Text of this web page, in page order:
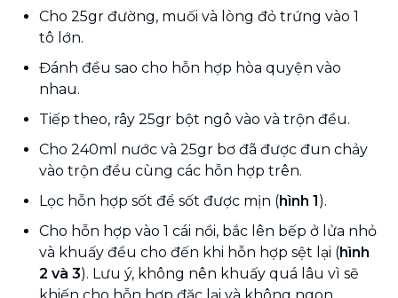
Cho 25gr đường, muối và lòng đỏ trứng vào 1
tô lớn.
Đánh đều sao cho hỗn hợp hòa quyện vào
nhau.
Tiếp theo, rây 25gr bột ngô vào và trộn đều.
Cho 240ml nước và 25gr bơ đã được đun chảy
vào trộn đều cùng các hỗn hợp trên.
Lọc hỗn hợp sốt để sốt được mịn (hình 1).
Cho hỗn hợp vào 1 cái nồi, bắc lên bếp ở lửa nhỏ
và khuấy đều cho đến khi hỗn hợp sệt lại (hình
2 và 3). Lưu ý, không nên khuấy quá lâu vì sẽ
khiến cho hỗn hợp đặc lại và không ngon.